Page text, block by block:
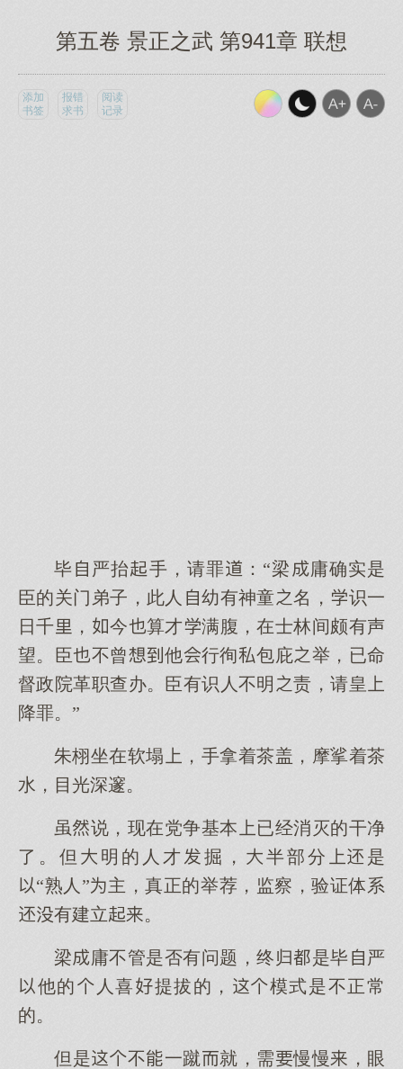
第五卷 景正之武 第941章 联想
添加
书签
报错
求书
阅读
记录
毕严抬手，请罪：“梁庸确实是
臣的关门弟子，此人幼有神童名，识一
日千，今算才满腹，在士林间颇有声
望。臣不曾他行徇包庇举，已命
督政院革职查办。臣有识人不明责，请皇
降罪。”
朱栩坐在软塌，手拿着茶盖，摩挲着茶
水，目光深邃。
虽说，现在党争基本已经消灭的干净
了。但明的人才掘，半部分是
“熟人”主，真正的举荐，监察，验证体系
有建立。
梁庸不管是否有问题，终归是毕严
他的人喜提拔的，模式是不正常
的。
但是不一蹴就，需慢慢，眼